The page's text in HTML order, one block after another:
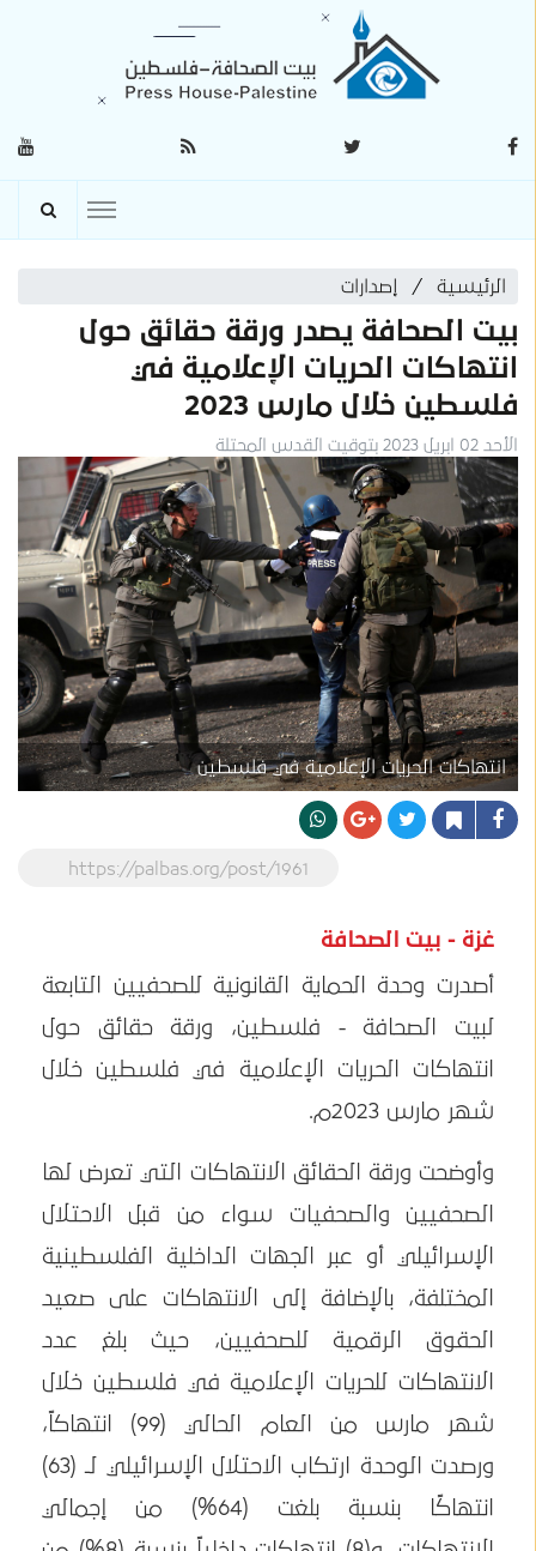
الرئيسية إصدارات
بيت الصحافة يصدر ورقة حقائق حول
انتهاكات الحريات الإعلامية في
فلسطين خلال مارس 2023
الأحد 02 ابريل 2023 بتوقيت القدس المحتلة
انتهاكات الحريات الإعلامية في فلسطين
https://palbas.org/post/1961
غزة - بيت الصحافة
أصدرت وحدة الحماية القانونية للصحفيين التابعة
لبيت الصحافة - فلسطين، ورقة حقائق حول
انتهاكات الحريات الإعلامية في فلسطين خلال
شهر مارس 2023م.
وأوضحت ورقة الحقائق الانتهاكات التي تعرض لها
الصحفيين والصحفيات سواء من قبل الاحتلال
الإسرائيلي أو عبر الجهات الداخلية الفلسطينية
المختلفة، بالإضافة إلى الانتهاكات على صعيد
الحقوق الرقمية للصحفيين، حيث بلغ عدد
الانتهاكات للحريات الإعلامية في فلسطين خلال
شهر مارس من العام الحالي (99) انتهاكاً،
ورصدت الوحدة ارتكاب الاحتلال الإسرائيلي لـ (63)
انتهاكًا بنسبة بلغت (64%) من إجمالي